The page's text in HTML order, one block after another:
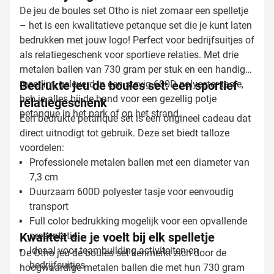
De jeu de boules set Otho is niet zomaar een spelletje
– het is een kwalitatieve petanque set die je kunt laten
bedrukken met jouw logo! Perfect voor bedrijfsuitjes of
als relatiegeschenk voor sportieve relaties. Met drie
metalen ballen van 730 gram per stuk en een handige
meetlint, geleverd in een stevig 600D polyester tasje,
heb je alles bij de hand voor een gezellig potje
petanque in het park of op het strand.
Bedrukte jeu de boules set: een sportief
relatiegeschenk
Een bedrukte petanque set is een origineel cadeau dat
direct uitnodigt tot gebruik. Deze set biedt talloze
voordelen:
Professionele metalen ballen met een diameter van
7,3 cm
Duurzaam 600D polyester tasje voor eenvoudig
transport
Full color bedrukking mogelijk voor een opvallende
presentatie
Ideaal voor teambuilding activiteiten en
bedrijfsuitjes
Kwaliteit die je voelt bij elk spelletje
De Otho jeu de boules set kenmerkt zich door de
hoogwaardige metalen ballen die met hun 730 gram